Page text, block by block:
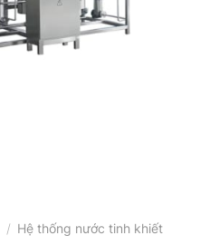
/ Hệ thống nước tinh khiết